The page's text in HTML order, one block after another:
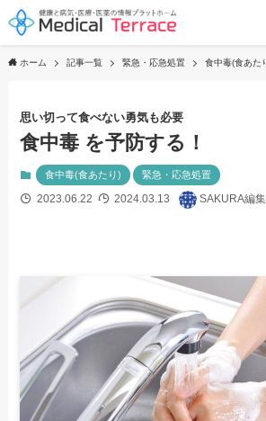
ホーム 記事一覧 緊急・応急処置 食中毒(食あた
思い切って食べない勇気も必要
食中毒 を予防する！
食中毒(食あたり) 緊急・応急処置
2023.06.22 2024.03.13 SAKURA編